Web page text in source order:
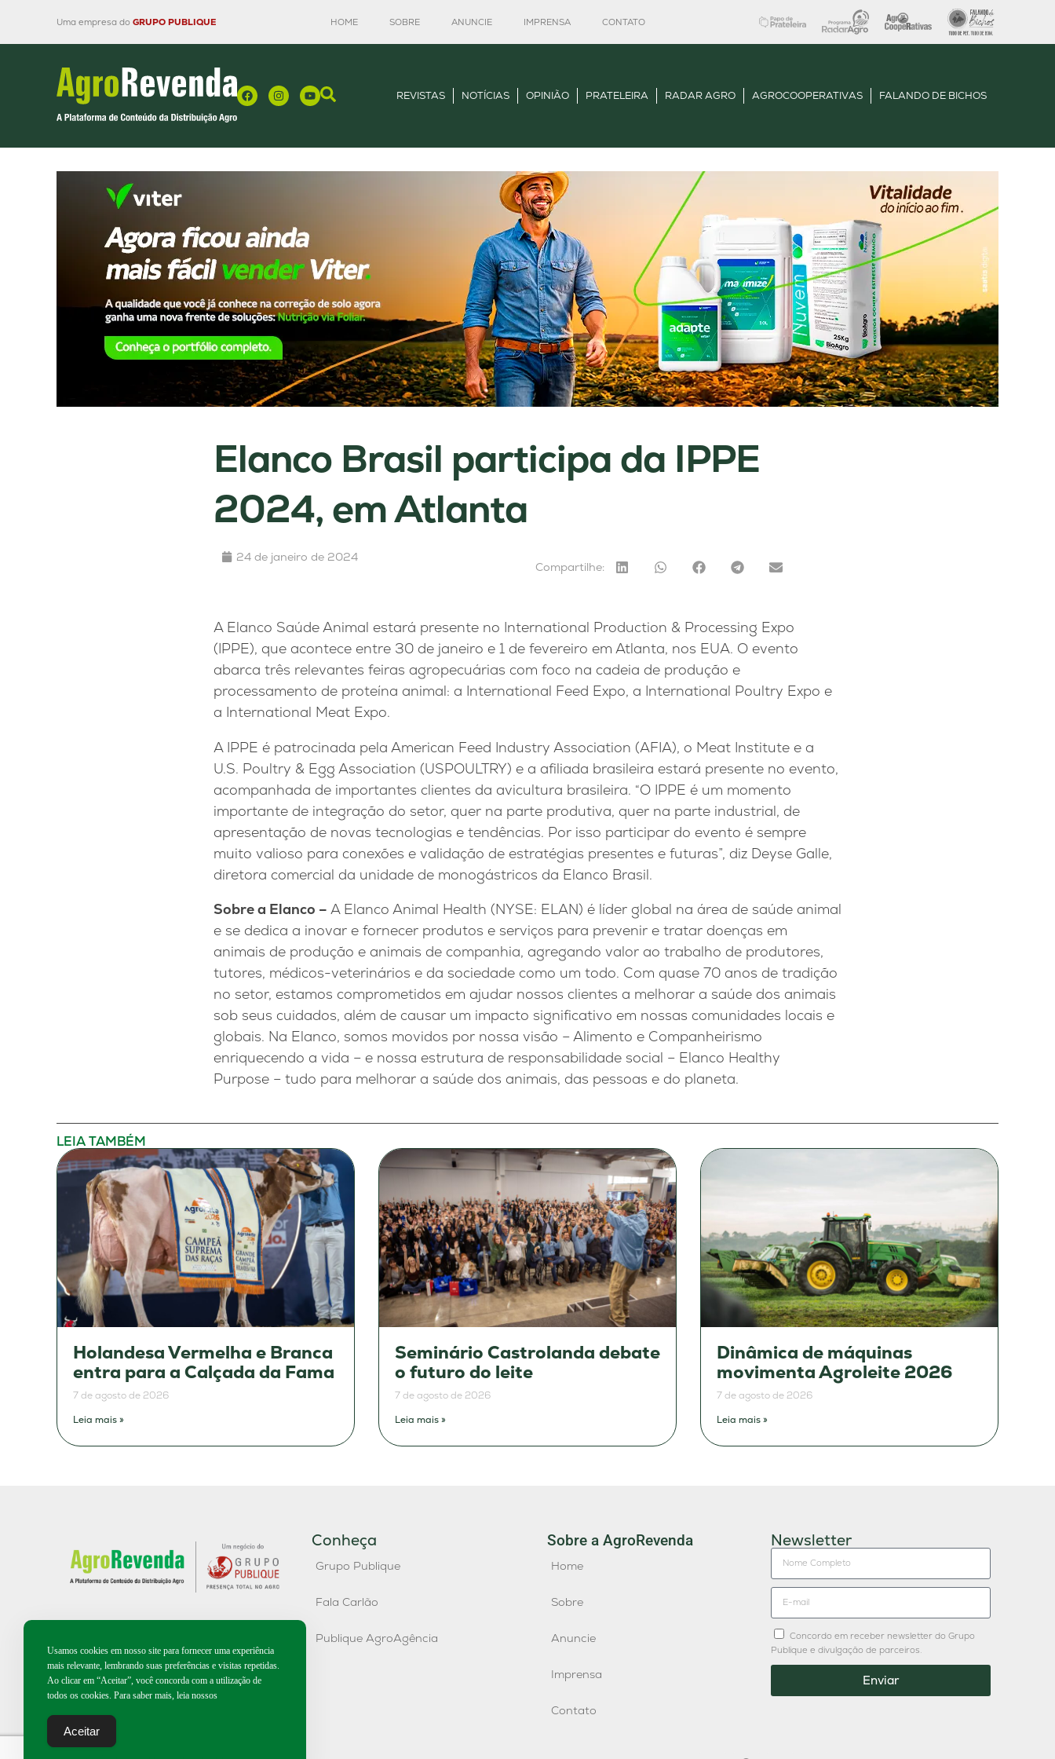
Uma empresa do GRUPO PUBLIQUE HOME SOBRE ANUNCIE IMPRENSA CONTATO
REVISTAS NOTÍCIAS OPINIÃO PRATELEIRA RADAR AGRO AGROCOOPERATIVAS FALANDO DE BICHOS
Elanco Brasil participa da IPPE
2024, em Atlanta
24 de janeiro de 2024
Compartilhe:
A Elanco Saúde Animal estará presente no International Production & Processing Expo
(IPPE), que acontece entre 30 de janeiro e 1 de fevereiro em Atlanta, nos EUA. O evento
abarca três relevantes feiras agropecuárias com foco na cadeia de produção e
processamento de proteína animal: a International Feed Expo, a International Poultry Expo e
a International Meat Expo.
A IPPE é patrocinada pela American Feed Industry Association (AFIA), o Meat Institute e a
U.S. Poultry & Egg Association (USPOULTRY) e a afiliada brasileira estará presente no evento,
acompanhada de importantes clientes da avicultura brasileira. “O IPPE é um momento
importante de integração do setor, quer na parte produtiva, quer na parte industrial, de
apresentação de novas tecnologias e tendências. Por isso participar do evento é sempre
muito valioso para conexões e validação de estratégias presentes e futuras”, diz Deyse Galle,
diretora comercial da unidade de monogástricos da Elanco Brasil.
Sobre a Elanco – A Elanco Animal Health (NYSE: ELAN) é líder global na área de saúde animal
e se dedica a inovar e fornecer produtos e serviços para prevenir e tratar doenças em
animais de produção e animais de companhia, agregando valor ao trabalho de produtores,
tutores, médicos-veterinários e da sociedade como um todo. Com quase 70 anos de tradição
no setor, estamos comprometidos em ajudar nossos clientes a melhorar a saúde dos animais
sob seus cuidados, além de causar um impacto significativo em nossas comunidades locais e
globais. Na Elanco, somos movidos por nossa visão – Alimento e Companheirismo
enriquecendo a vida – e nossa estrutura de responsabilidade social – Elanco Healthy
Purpose – tudo para melhorar a saúde dos animais, das pessoas e do planeta.
LEIA TAMBÉM
Holandesa Vermelha e Branca
entra para a Calçada da Fama
7 de agosto de 2026
Leia mais »
Seminário Castrolanda debate
o futuro do leite
7 de agosto de 2026
Leia mais »
Dinâmica de máquinas
movimenta Agroleite 2026
7 de agosto de 2026
Leia mais »
Conheça
Grupo Publique
Fala Carlão
Publique AgroAgência
Sobre a AgroRevenda
Home
Sobre
Anuncie
Imprensa
Contato
Newsletter
Concordo em receber newsletter do Grupo
Publique e divulgação de parceiros.
Enviar
Usamos cookies em nosso site para fornecer uma experiência
mais relevante, lembrando suas preferências e visitas repetidas.
Ao clicar em “Aceitar”, você concorda com a utilização de
todos os cookies. Para saber mais, leia nossos
Aceitar